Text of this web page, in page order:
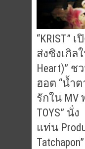
“KRIST”
ส่งซิงเกิล
Heart)” ช
ฮอต “น้ำ
รักใน MV
TOYS” นั่ง
แท่น